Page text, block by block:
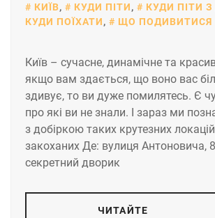
КИЇВ, КУДИ ПІТИ, КУДИ ПІТИ
КУДИ ПОЇХАТИ, ЩО ПОДИВИТИСЯ
Київ – сучасне, динамічне та
якщо вам здається, що воно вас
здивує, то ви дуже помилятесь. Є
про які ви не знали. І зараз ми
з добіркою таких крутезних
закоханих Де: вулиця Антоновича,
секретний дворик
ЧИТАЙТЕ